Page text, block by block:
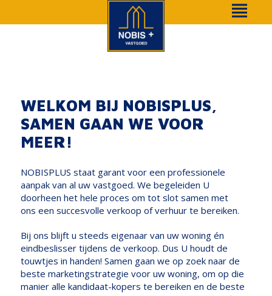
WELKOM BIJ NOBISPLUS,
SAMEN GAAN WE VOOR
MEER!
NOBISPLUS staat garant voor een professionele
aanpak van al uw vastgoed. We begeleiden U
doorheen het hele proces om tot slot samen met
ons een succesvolle verkoop of verhuur te bereiken.
Bij ons blijft u steeds eigenaar van uw woning én
eindbeslisser tijdens de verkoop. Dus U houdt de
touwtjes in handen! Samen gaan we op zoek naar de
beste marketingstrategie voor uw woning, om op die
manier alle kandidaat-kopers te bereiken en de beste